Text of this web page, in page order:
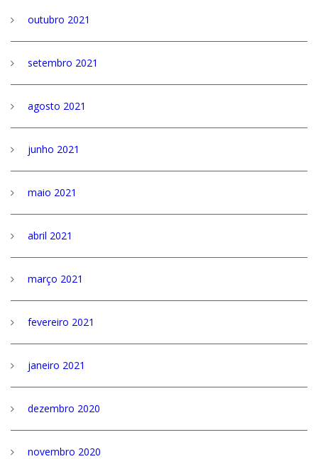
outubro 2021
setembro 2021
agosto 2021
junho 2021
maio 2021
abril 2021
março 2021
fevereiro 2021
janeiro 2021
dezembro 2020
novembro 2020